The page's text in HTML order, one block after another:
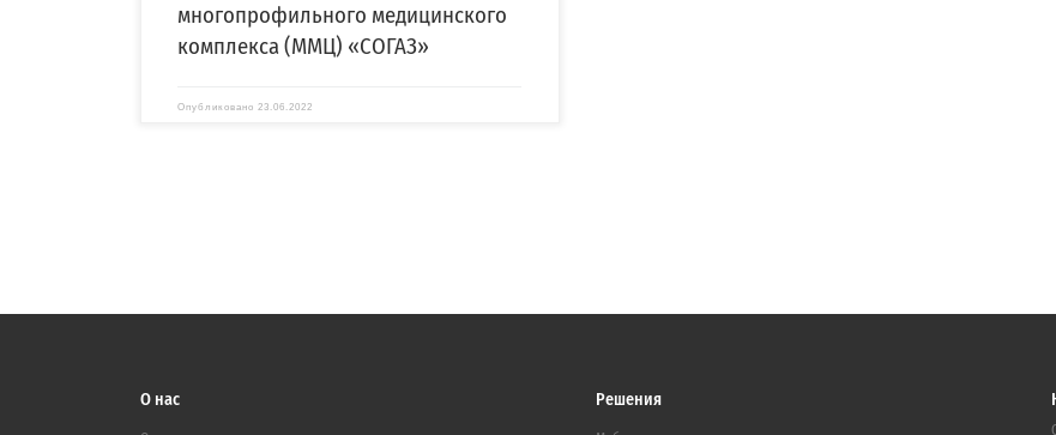
многопрофильного медицинского
комплекса (ММЦ) «СОГАЗ»
Опубликовано23.06.2022
О нас Решения